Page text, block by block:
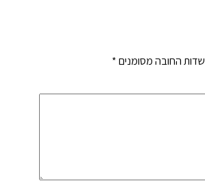
שדות החובה מסומנים*